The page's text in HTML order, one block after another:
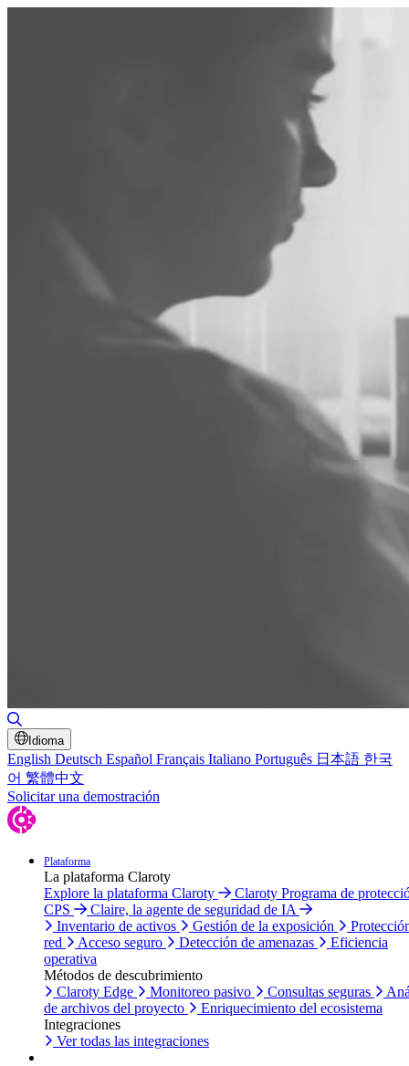
Idioma
English Deutsch Español Français Italiano Português 日本語 한국
어 繁體中文
Solicitar una demostración
Plataforma
La plataforma Claroty
Explore la plataforma Claroty
Claroty Programa de
CPS
Claire, la agente de seguridad de IA
Inventario de activos
Gestión de la exposición
red
Acceso seguro Detección de amenazas
Eficiencia
operativa
Métodos de descubrimiento
Claroty Edge
Monitoreo pasivo Consultas seguras
de archivos del proyecto
Enriquecimiento del ecosistema
Integraciones
Ver todas las integraciones